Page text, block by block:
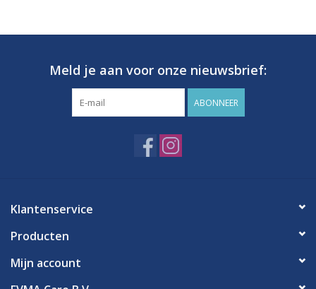
Meld je aan voor onze nieuwsbrief:
ABONNEER
Klantenservice
Producten
Mijn account